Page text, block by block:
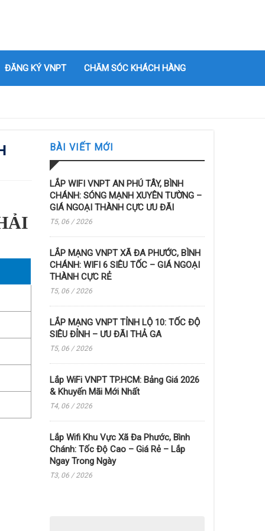
ĐĂNG KÝ VNPT CHĂM SÓC KHÁCH HÀNG
BÀI VIẾT MỚI
LẮP WIFI VNPT AN PHÚ TÂY, BÌNH
CHÁNH: SÓNG MẠNH XUYÊN TƯỜNG –
GIÁ NGOẠI THÀNH CỰC ƯU ĐÃI
T5, 06 / 2026
LẮP MẠNG VNPT XÃ ĐA PHƯỚC, BÌNH
CHÁNH: WIFI 6 SIÊU TỐC – GIÁ NGOẠI
THÀNH CỰC RẺ
T5, 06 / 2026
LẮP MẠNG VNPT TỈNH LỘ 10: TỐC ĐỘ
SIÊU ĐỈNH – ƯU ĐÃI THẢ GA
T5, 06 / 2026
Lắp WiFi VNPT TP.HCM: Bảng Giá 2026
& Khuyến Mãi Mới Nhất
T4, 06 / 2026
Lắp Wifi Khu Vực Xã Đa Phước, Bình
Chánh: Tốc Độ Cao – Giá Rẻ – Lắp
Ngay Trong Ngày
T3, 06 / 2026